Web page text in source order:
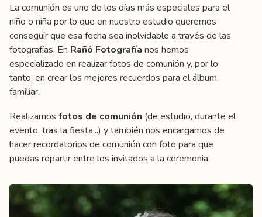
La comunión es uno de los días más especiales para el
niño o niña por lo que en nuestro estudio queremos
conseguir que esa fecha sea inolvidable a través de las
fotografías. En Rañó Fotografía nos hemos
especializado en realizar fotos de comunión y, por lo
tanto, en crear los mejores recuerdos para el álbum
familiar.
Realizamos fotos de comunión (de estudio, durante el
evento, tras la fiesta...) y también nos encargamos de
hacer recordatorios de comunión con foto para que
puedas repartir entre los invitados a la ceremonia.